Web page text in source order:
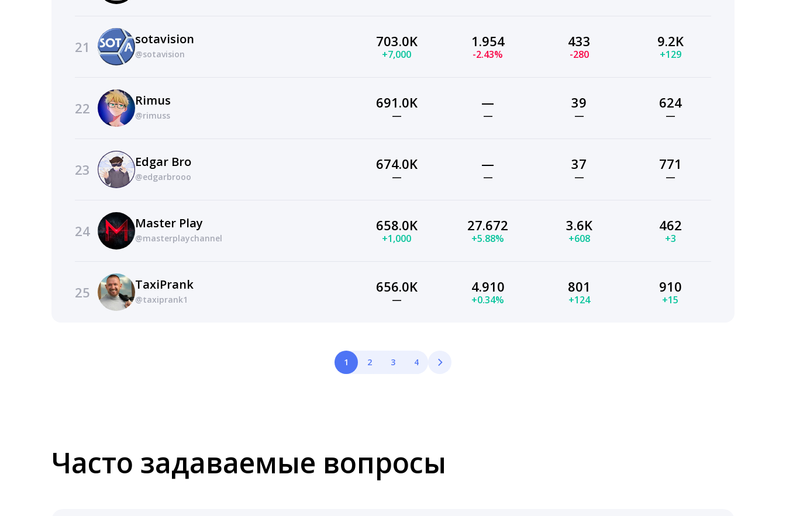
21 sotavision
@sotavision
703.0K
+7,000
1.954
-2.43%
433
-280
9.2K
+129
22 Rimus
@rimuss
691.0K
—
—
—
39
—
624
—
23 Edgar Bro
@edgarbrooo
674.0K
—
—
—
37
—
771
—
24 Master Play
@masterplaychannel
658.0K
+1,000
27.672
+5.88%
3.6K
+608
462
+3
25 TaxiPrank
@taxiprank1
656.0K
—
4.910
+0.34%
801
+124
910
+15
1 2 3 4
Часто задаваемые вопросы